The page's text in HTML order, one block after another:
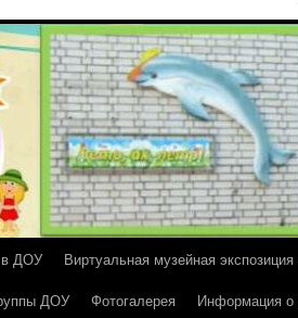
в ДОУ
Виртуальная музейная
ДОУ Фотогалерея
Информация о